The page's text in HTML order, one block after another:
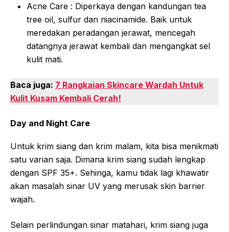
Acne Care : Diperkaya dengan kandungan tea
tree oil, sulfur dan niacinamide. Baik untuk
meredakan peradangan jerawat, mencegah
datangnya jerawat kembali dan mengangkat sel
kulit mati.
Baca juga: 7 Rangkaian Skincare Wardah Untuk
Kulit Kusam Kembali Cerah!
Day and Night Care
Untuk krim siang dan krim malam, kita bisa menikmati
satu varian saja. Dimana krim siang sudah lengkap
dengan SPF 35+. Sehinga, kamu tidak lagi khawatir
akan masalah sinar UV yang merusak skin barrier
wajah.
Selain perlindungan sinar matahari, krim siang juga